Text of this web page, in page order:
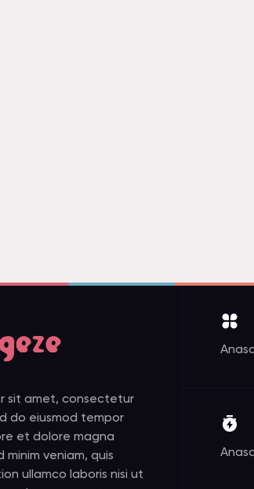
sit amet, consectetur
do eiusmod tempor
et dolore magna
minim veniam, quis
ullamco laboris nisi ut